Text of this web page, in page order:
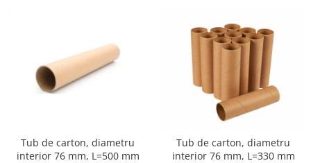
Tub de carton, diametru
interior 76 mm, L=500 mm
Tub de carton, diametru
interior 76 mm, L=330 mm